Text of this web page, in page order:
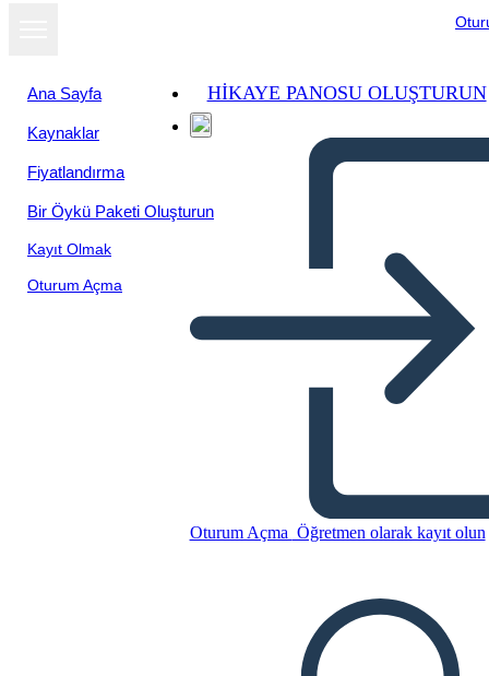
Ana Sayfa
Kaynaklar
Fiyatlandırma
Bir Öykü Paketi Oluşturun
Kayıt Olmak
Oturum Açma
HIKAYE PANOSU OLUŞTURUN
Oturum Açma Öğretmen olarak kayıt olun
תנועות ספרותיות אמריקניות -
מאפייני התקופות